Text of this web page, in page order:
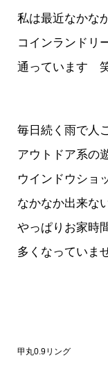
私は最近なかな
コインランドリ
通っています
毎日続く雨で人
アウトドア系の
ウインドウショ
なかなか出来な
やっぱりお家時
多くなっていま
甲丸0.9リング